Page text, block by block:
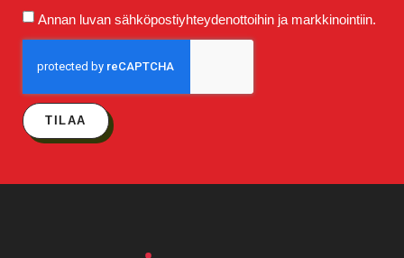
Annan luvan sähköpostiyhteydenottoihin ja markkinointiin.
TILAA